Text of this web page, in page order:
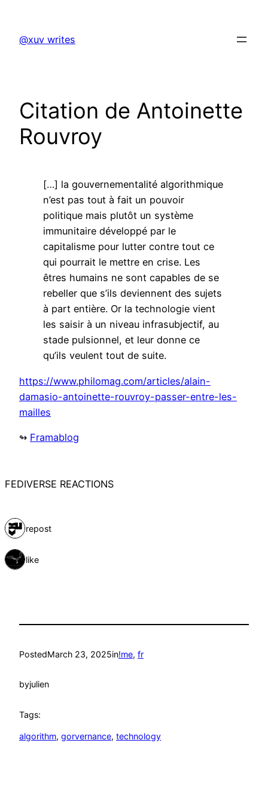
content
@xuv writes
Citation de Antoinette
Rouvroy
[…] la gouvernementalité algorithmique
n’est pas tout à fait un pouvoir
politique mais plutôt un système
immunitaire développé par le
capitalisme pour lutter contre tout ce
qui pourrait le mettre en crise. Les
êtres humains ne sont capables de se
rebeller que s’ils deviennent des sujets
à part entière. Or la technologie vient
les saisir à un niveau infrasubjectif, au
stade pulsionnel, et leur donne ce
qu’ils veulent tout de suite.
https://www.philomag.com/articles/alain-
damasio-antoinette-rouvroy-passer-entre-les-
mailles
↬ Framablog
FEDIVERSE REACTIONS
1 repost
1 like
PostedMarch 23, 2025in!me, fr
byjulien
Tags:
algorithm, gorvernance, technology